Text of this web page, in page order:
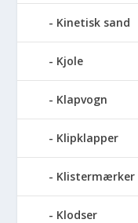
Kinetisk sand
Kjole
Klapvogn
Klipklapper
Klistermærker
Klodser